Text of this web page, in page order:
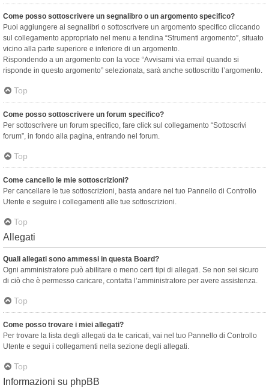
Come posso sottoscrivere un segnalibro o un argomento specifico?
Puoi aggiungere ai segnalibri o sottoscrivere un argomento specifico cliccando
sul collegamento appropriato nel menu a tendina “Strumenti argomento”, situato
vicino alla parte superiore e inferiore di un argomento.
Rispondendo a un argomento con la voce “Avvisami via email quando si
risponde in questo argomento” selezionata, sarà anche sottoscritto l’argomento.
Top
Come posso sottoscrivere un forum specifico?
Per sottoscrivere un forum specifico, fare click sul collegamento “Sottoscrivi
forum”, in fondo alla pagina, entrando nel forum.
Top
Come cancello le mie sottoscrizioni?
Per cancellare le tue sottoscrizioni, basta andare nel tuo Pannello di Controllo
Utente e seguire i collegamenti alle tue sottoscrizioni.
Top
Allegati
Quali allegati sono ammessi in questa Board?
Ogni amministratore può abilitare o meno certi tipi di allegati. Se non sei sicuro
di ciò che è permesso caricare, contatta l’amministratore per avere assistenza.
Top
Come posso trovare i miei allegati?
Per trovare la lista degli allegati da te caricati, vai nel tuo Pannello di Controllo
Utente e segui i collegamenti nella sezione degli allegati.
Top
Informazioni su phpBB